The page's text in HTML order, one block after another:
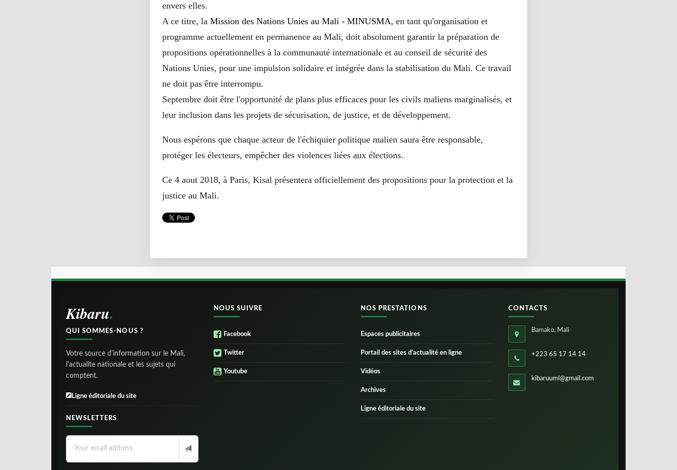
envers elles.
A ce titre, la Mission des Nations Unies au Mali - MINUSMA, en tant qu'organisation et
programme actuellement en permanence au Mali, doit absolument garantir la préparation de
propositions opérationnelles à la communauté internationale et au conseil de sécurité des
Nations Unies, pour une impulsion solidaire et intégrée dans la stabilisation du Mali. Ce travail
ne doit pas être interrompu.
Septembre doit être l'opportunité de plans plus efficaces pour les civils maliens marginalisés, et
leur inclusion dans les projets de sécurisation, de justice, et de développement.
Nous espérons que chaque acteur de l'échiquier politique malien saura être responsable,
protéger les électeurs, empêcher des violences liées aux élections.
Ce 4 aout 2018, à Paris, Kisal présentera officiellement des propositions pour la protection et la
justice au Mali.
Kibaru
QUI SOMMES-NOUS ?
Votre source d'information sur le Mali,
l'actualite nationale et les sujets qui
comptent.
Ligne éditoriale du site
NEWSLETTERS
NOUS SUIVRE
Facebook
Twitter
Youtube
NOS PRESTATIONS
Espaces publicitaires
Portail des sites d’actualité en ligne
Vidéos
Archives
Ligne éditoriale du site
CONTACTS
Bamako, Mali
+223 65 17 14 14
kibaruuml@gmail.com